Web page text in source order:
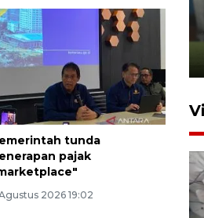
tunda
pajak
2026 19:02
Babel Jalin Kerja